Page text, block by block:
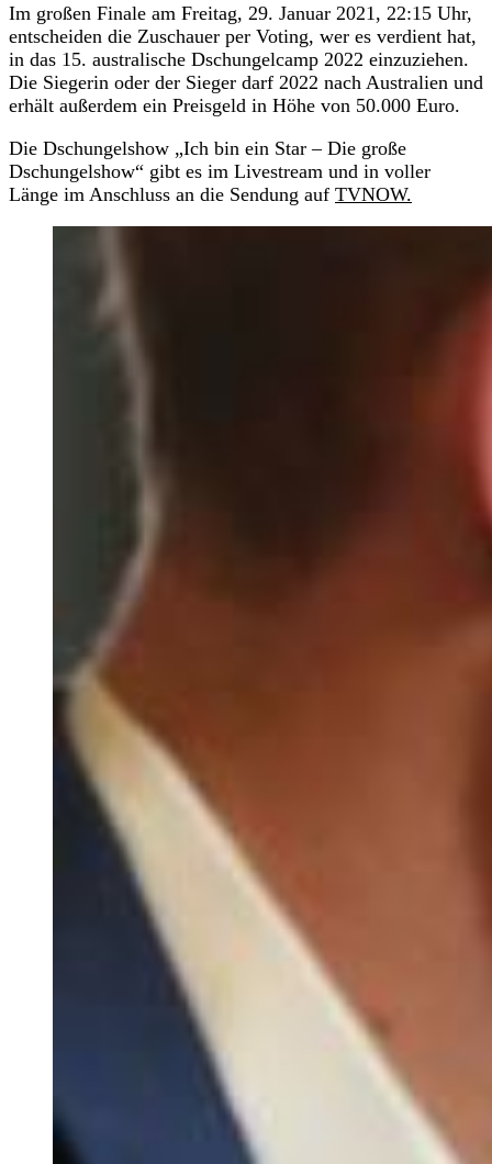
Im großen Finale am Freitag, 29. Januar 2021, 22:15 Uhr,
entscheiden die Zuschauer per Voting, wer es verdient hat,
in das 15. australische Dschungelcamp 2022 einzuziehen.
Die Siegerin oder der Sieger darf 2022 nach Australien und
erhält außerdem ein Preisgeld in Höhe von 50.000 Euro.
Die Dschungelshow „Ich bin ein Star – Die große
Dschungelshow“ gibt es im Livestream und in voller
Länge im Anschluss an die Sendung auf TVNOW.